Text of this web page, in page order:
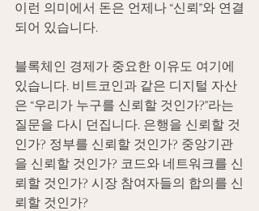
이런 의미에서 돈은 언제나 “신뢰”와 연결
되어 있습니다.
블록체인 경제가 중요한 이유도 여기에
있습니다. 비트코인과 같은 디지털 자산
은 “우리가 누구를 신뢰할 것인가?”라는
질문을 다시 던집니다. 은행을 신뢰할 것
인가? 정부를 신뢰할 것인가? 중앙기관
을 신뢰할 것인가? 코드와 네트워크를 신
뢰할 것인가? 시장 참여자들의 합의를 신
뢰할 것인가?